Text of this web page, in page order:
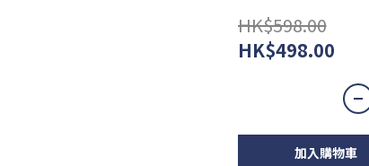
HK$598.00
HK$498.00
加入購物車